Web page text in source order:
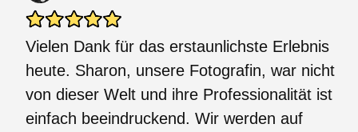
Vielen Dank für das erstaunlichste Erlebnis
heute. Sharon, unsere Fotografin, war nicht
von dieser Welt und ihre Professionalität ist
einfach beeindruckend. Wir werden auf